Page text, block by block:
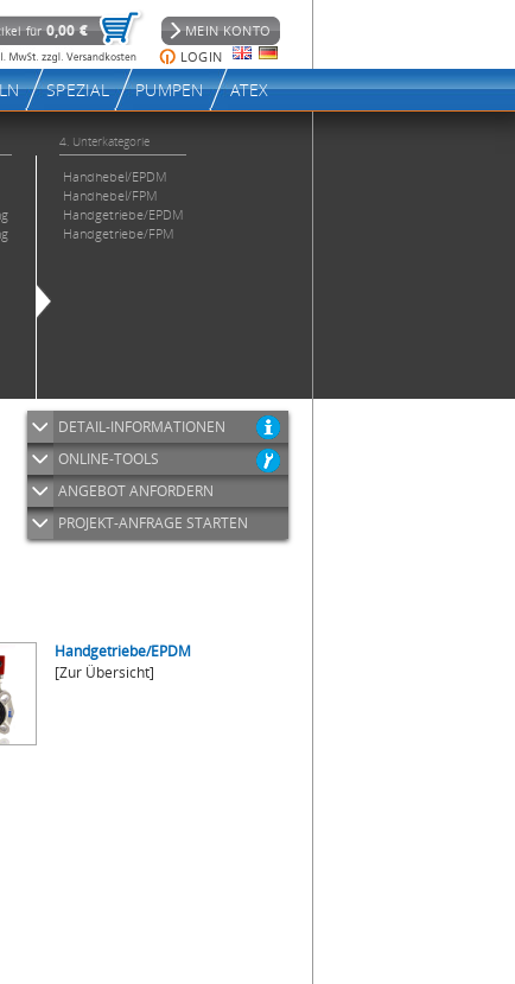
Handgetriebe/EPDM
[Zur Übersicht]
DETAIL-INFORMATIONEN
ONLINE-TOOLS
ANGEBOT ANFORDERN
PROJEKT-ANFRAGE STARTEN